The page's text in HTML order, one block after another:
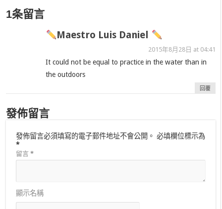
1条留言
Maestro Luis Daniel
2015年8月28日 at 04:41
It could not be equal to practice in the water than in
the outdoors
回覆
發佈留言
發佈留言必須填寫的電子郵件地址不會公開。 必填欄位標示為
*
留言*
顯示名稱